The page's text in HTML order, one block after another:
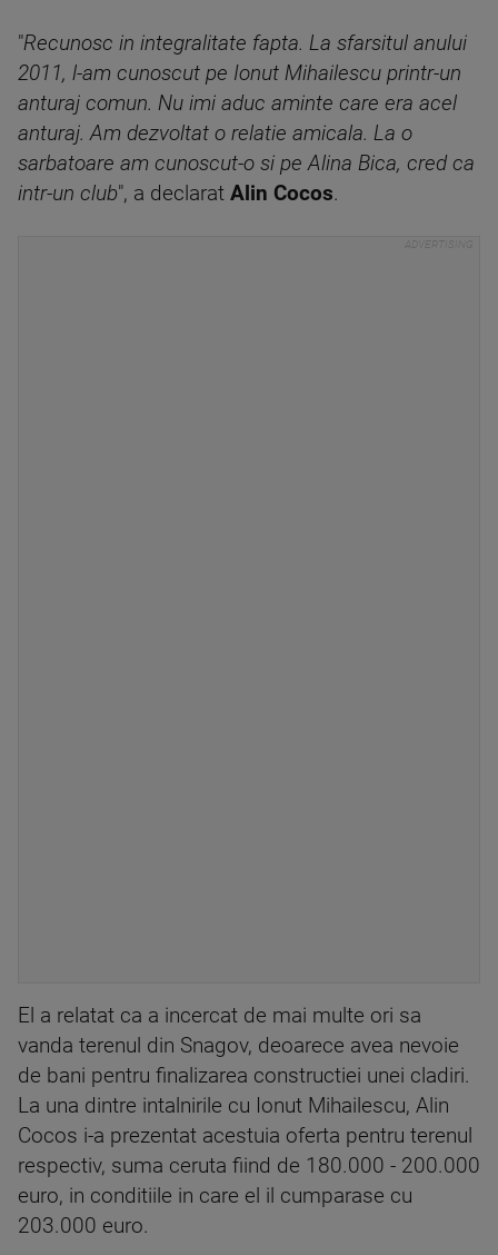
"Recunosc in integralitate fapta. La sfarsitul anului
2011, l-am cunoscut pe Ionut Mihailescu printr-un
anturaj comun. Nu imi aduc aminte care era acel
anturaj. Am dezvoltat o relatie amicala. La o
sarbatoare am cunoscut-o si pe Alina Bica, cred ca
intr-un club", a declarat Alin Cocos.
El a relatat ca a incercat de mai multe ori sa
vanda terenul din Snagov, deoarece avea nevoie
de bani pentru finalizarea constructiei unei cladiri.
La una dintre intalnirile cu Ionut Mihailescu, Alin
Cocos i-a prezentat acestuia oferta pentru terenul
respectiv, suma ceruta fiind de 180.000 - 200.000
euro, in conditiile in care el il cumparase cu
203.000 euro.